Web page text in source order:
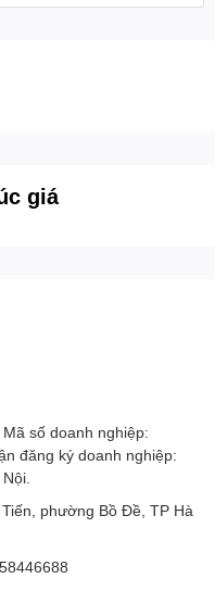
rung lắc trong quá trình
mỏng tối ưu không gian
di chuyển hoặc lắp
họa sản phẩm
giá
số doanh nghiệp:
đăng ký doanh nghiệp:
phường Bồ Đề, TP Hà